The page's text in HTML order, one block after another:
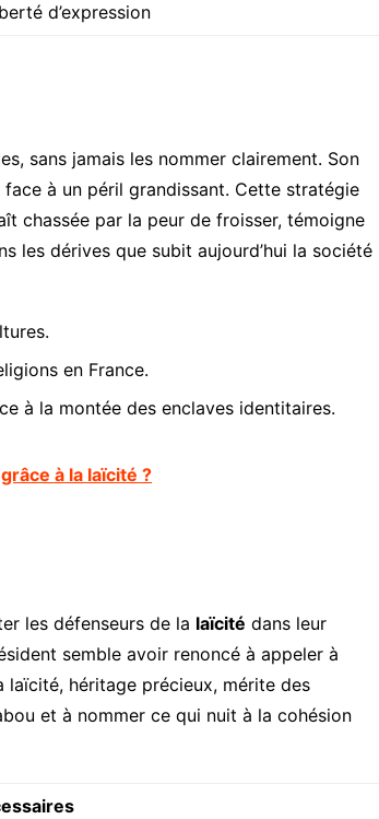
d’expression
sans jamais les nommer clairement. Son
à un péril grandissant. Cette stratégie
chassée par la peur de froisser, témoigne
les dérives que subit aujourd’hui la société
en France.
à la montée des enclaves identitaires.
à la laïcité ?
les défenseurs de la laïcité dans leur
semble avoir renoncé à appeler à
laïcité, héritage précieux, mérite des
et à nommer ce qui nuit à la cohésion